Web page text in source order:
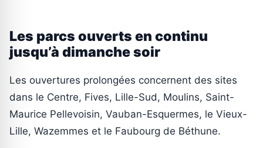
Les parcs ouverts en continu
jusqu’à dimanche soir
Les ouvertures prolongées concernent des sites
dans le Centre, Fives, Lille-Sud, Moulins, Saint-
Maurice Pellevoisin, Vauban-Esquermes, le Vieux-
Lille, Wazemmes et le Faubourg de Béthune.